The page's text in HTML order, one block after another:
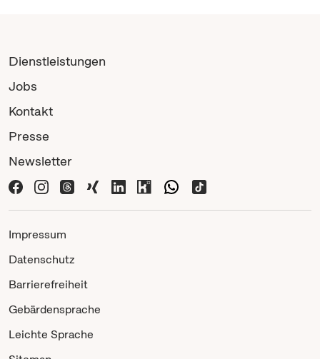
Dienstleistungen
Jobs
Kontakt
Presse
Newsletter
Impressum
Datenschutz
Barrierefreiheit
Gebärdensprache
Leichte Sprache